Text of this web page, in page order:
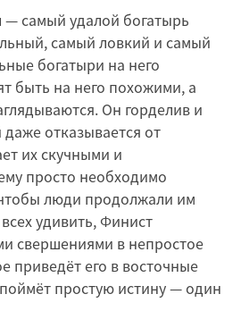
самый удалой богатырь
самый ловкий и самый
богатыри на него
быть на него похожими, а
Он горделив и
отказывается от
их скучными и
просто необходимо
люди продолжали им
удивить, Финист
свершениями в непростое
приведёт его в восточные
простую истину — один